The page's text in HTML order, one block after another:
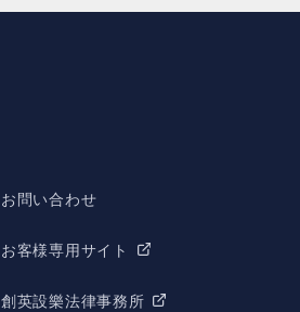
お問い合わせ
お客様専用サイト
創英設樂法律事務所